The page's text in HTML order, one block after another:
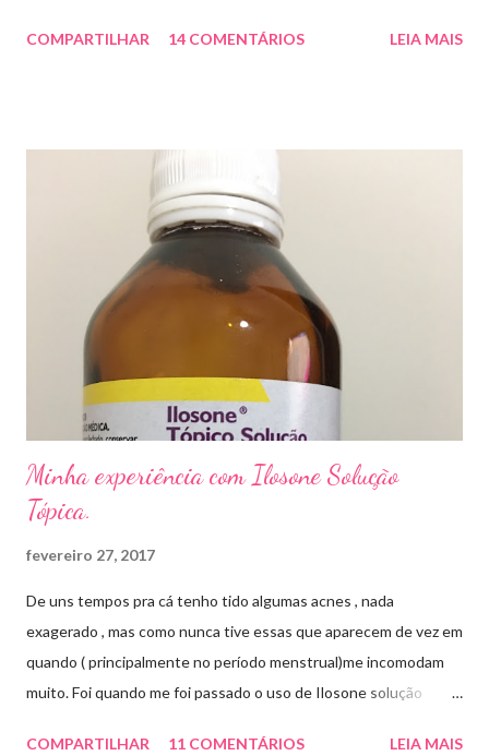
descolar da pele. As causas mais comuns dessas micoses é por
micose de unha é feito com esmaltes antifúngicos ou remédios
orais ,ou para aplicação local receitados pelo dermatologista. O
tempo para tratamento pode variar de 06 meses a um ano. Para
quem prefere tratamentos caseiros , pode aplicar óleo de cravo
duas vezes ao dia. Eu já passei por isso, pelo uso de muito
sapato fechado e apertado . E utilizei o Ciclopirox olamina que é
um agente antifúngico sintético para tratamento dermatológico
COMPARTILHAR 14 COMENTÁRIOS LEIA MAIS
Minha experiência com Ilosone Solução
Tópica.
fevereiro 27, 2017
De uns tempos pra cá tenho tido algumas acnes , nada
exagerado , mas como nunca tive essas que aparecem de vez em
quando ( principalmente no período menstrual)me incomodam
muito. Foi quando me foi passado o uso de Ilosone solução
COMPARTILHAR 11 COMENTÁRIOS LEIA MAIS